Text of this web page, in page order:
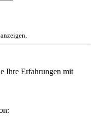
Ihre Erfahrungen mit